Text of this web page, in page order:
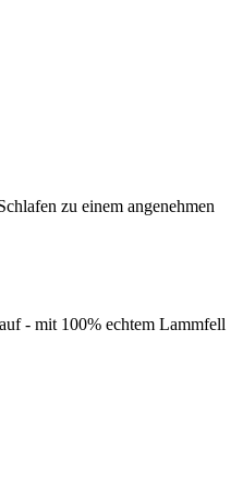
zu einem angenehmen
- mit 100% echtem Lammfell